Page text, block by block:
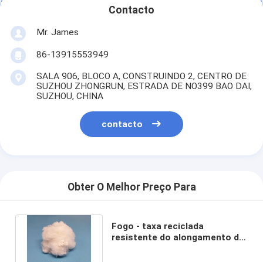
Contacto
Mr. James
86-13915553949
SALA 906, BLOCO A, CONSTRUINDO 2, CENTRO DE
SUZHOU ZHONGRUN, ESTRADA DE NO399 BAO DAI,
SUZHOU, CHINA
contacto
Obter O Melhor Preço Para
Fogo - taxa reciclada
resistente do alongamento da